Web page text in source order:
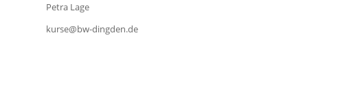
Petra Lage
kurse@bw-dingden.de